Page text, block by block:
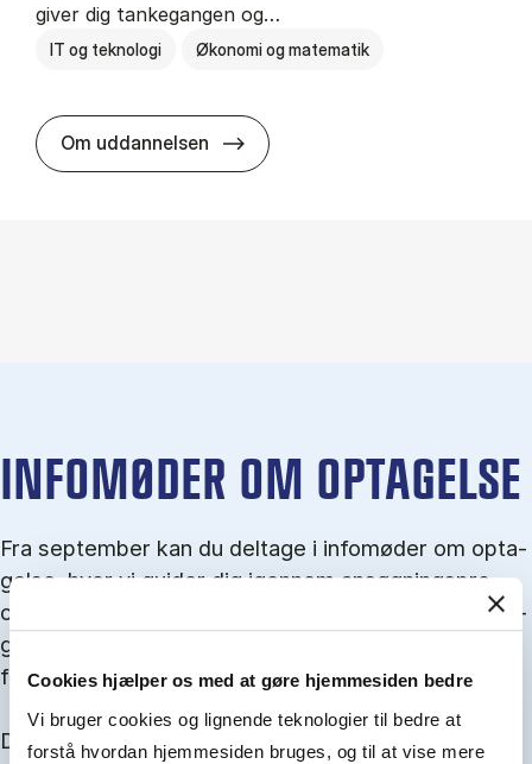
Cookies hjælper os med at gøre hjemmesiden bedre
Vi bruger cookies og lignende teknologier til bedre at
forstå hvordan hjemmesiden bruges, og til at vise mere
giver dig tankegangen og…
IT og teknologi Økonomi og matematik
Om uddannelsen HA(mat.) - erhvervs­økonomi og
IN­FO­MØ­DER OM OP­TA­GEL­SE
Fra september kan du del­tage i in­fo­mø­der om op­ta­
gel­se, hvor vi gu­i­der dig igen­nem an­søg­nings­pro­
ces­sen, og for­tæl­ler om kvo­te 1 og 2, sprog- og ad­
gangs­krav, og hvordan du forbedrer dine chancer
for at blive optaget.
Du kan finde alle events her i slutningen af august.